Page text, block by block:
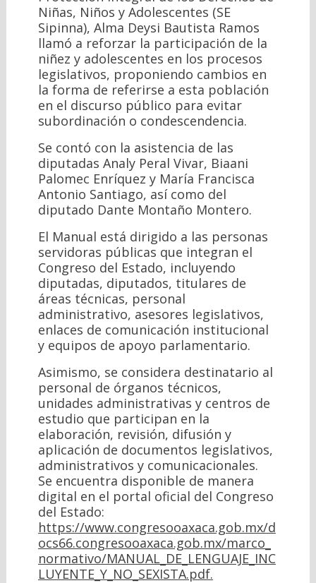
Niñas, Niños y Adolescentes (SE
Sipinna), Alma Deysi Bautista Ramos
llamó a reforzar la participación de la
niñez y adolescentes en los procesos
legislativos, proponiendo cambios en
la forma de referirse a esta población
en el discurso público para evitar
subordinación o condescendencia.
Se contó con la asistencia de las
diputadas Analy Peral Vivar, Biaani
Palomec Enríquez y María Francisca
Antonio Santiago, así como del
diputado Dante Montaño Montero.
El Manual está dirigido a las personas
servidoras públicas que integran el
Congreso del Estado, incluyendo
diputadas, diputados, titulares de
áreas técnicas, personal
administrativo, asesores legislativos,
enlaces de comunicación institucional
y equipos de apoyo parlamentario.
Asimismo, se considera destinatario al
personal de órganos técnicos,
unidades administrativas y centros de
estudio que participan en la
elaboración, revisión, difusión y
aplicación de documentos legislativos,
administrativos y comunicacionales.
Se encuentra disponible de manera
digital en el portal oficial del Congreso
del Estado:
https://www.congresooaxaca.gob.mx/d
ocs66.congresooaxaca.gob.mx/marco_
normativo/MANUAL_DE_LENGUAJE_INC
LUYENTE_Y_NO_SEXISTA.pdf.